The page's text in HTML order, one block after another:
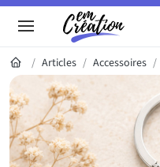
Articles Accessoires
Galerie du produit